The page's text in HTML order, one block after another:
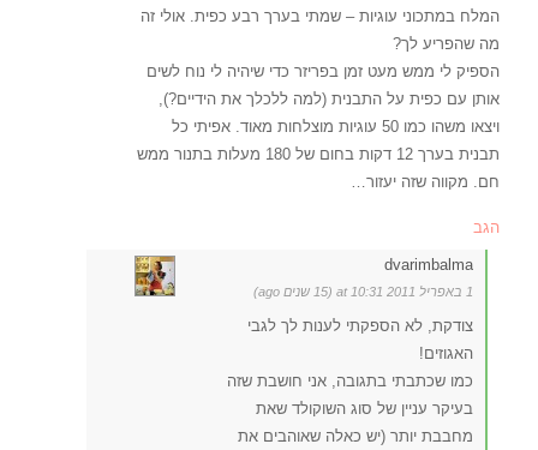
המלח במתכוני עוגיות – שמתי בערך רבע כפית. אולי זה
מה שהפריע לך?
הספיק לי ממש מעט זמן בפריזר כדי שיהיה לי נוח לשים
אותן עם כפית על התבנית (למה ללכלך את הידיים?),
ויצאו משהו כמו 50 עוגיות מוצלחות מאוד. אפיתי כל
תבנית בערך 12 דקות בחום של 180 מעלות בתנור ממש
חם. מקווה שזה יעזור…
הגב
dvarimbalma
1 באפריל 2011 at 10:31 (15 שנים ago)
צודקת, לא הספקתי לענות לך לגבי
האגוזים!
כמו שכתבתי בתגובה, אני חושבת שזה
בעיקר עניין של סוג השוקולד שאת
מחבבת יותר (יש כאלה שאוהבים את